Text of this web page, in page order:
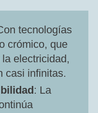
tecnologías
crómico, que
electricidad,
casi infinitas.
: La